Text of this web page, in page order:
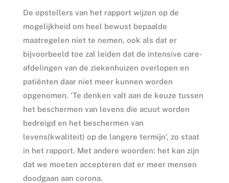
De opstellers van het rapport wijzen op de
mogelijkheid om heel bewust bepaalde
maatregelen niet te nemen, ook als dat er
bijvoorbeeld toe zal leiden dat de intensive care-
afdelingen van de ziekenhuizen overlopen en
patiënten daar niet meer kunnen worden
opgenomen. ‘Te denken valt aan de keuze tussen
het beschermen van levens die acuut worden
bedreigd en het beschermen van
levens(kwaliteit) op de langere termijn’, zo staat
in het rapport. Met andere woorden: het kan zijn
dat we moeten accepteren dat er meer mensen
doodgaan aan corona.